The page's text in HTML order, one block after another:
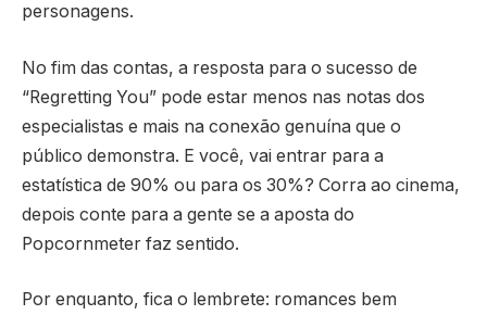
personagens.
No fim das contas, a resposta para o sucesso de
“Regretting You” pode estar menos nas notas dos
especialistas e mais na conexão genuína que o
público demonstra. E você, vai entrar para a
estatística de 90% ou para os 30%? Corra ao cinema,
depois conte para a gente se a aposta do
Popcornmeter faz sentido.
Por enquanto, fica o lembrete: romances bem